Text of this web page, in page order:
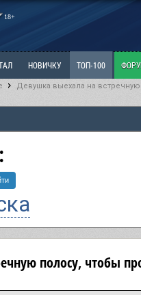
18+
НОВИЧКУ ТОП-100
Ветка: Наболевшее. Выскажись!
Девушка выехала на
полосу, чтобы